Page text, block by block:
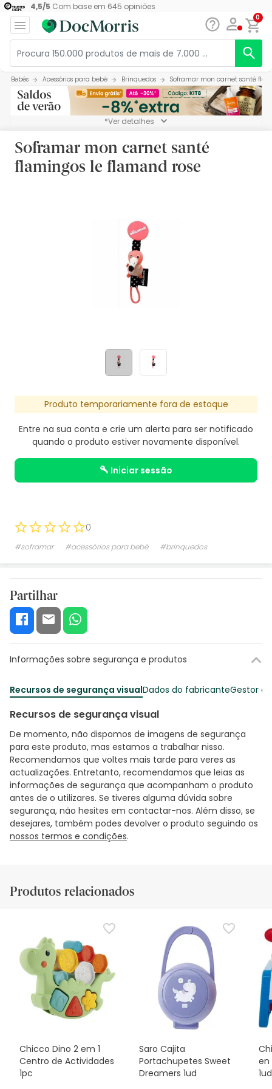
4,5/5 Com base em 645 opiniões
0
Bebés Acessórios para bebé Brinquedos Soframar mon carnet santé
*Ver detalhes
Soframar mon carnet santé
flamingos le flamand rose
Produto temporariamente fora de estoque
Entre na sua conta e crie um alerta para ser notificado
quando o produto estiver novamente disponível.
iniciar sessão
0
#soframar #acessórios para bebé #brinquedos
Partilhar
Informações sobre segurança e produtos
Recursos de segurança visualDados do fabricanteGestor
Recursos de segurança visual
De momento, não dispomos de imagens de segurança
para este produto, mas estamos a trabalhar nisso.
Recomendamos que voltes mais tarde para veres as
actualizações. Entretanto, recomendamos que leias as
informações de segurança que acompanham o produto
antes de o utilizares. Se tiveres alguma dúvida sobre
segurança, não hesites em contactar-nos. Além disso, se
desejares, também podes devolver o produto seguindo os
nossos termos e condições.
Produtos relacionados
Chicco Dino 2 em 1
Centro de Actividades
1pc
Saro Cajita
Portachupetes Sweet
Dreamers 1ud
en
1ud